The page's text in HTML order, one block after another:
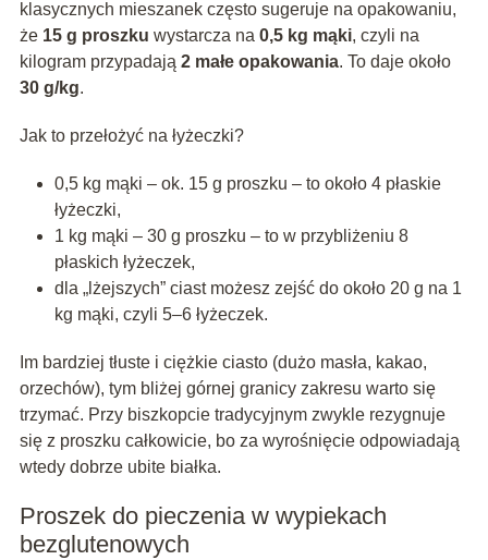
klasycznych mieszanek często sugeruje na opakowaniu,
że 15 g proszku wystarcza na 0,5 kg mąki, czyli na
kilogram przypadają 2 małe opakowania. To daje około
30 g/kg.
Jak to przełożyć na łyżeczki?
0,5 kg mąki – ok. 15 g proszku – to około 4 płaskie
łyżeczki,
1 kg mąki – 30 g proszku – to w przybliżeniu 8
płaskich łyżeczek,
dla „lżejszych” ciast możesz zejść do około 20 g na 1
kg mąki, czyli 5–6 łyżeczek.
Im bardziej tłuste i ciężkie ciasto (dużo masła, kakao,
orzechów), tym bliżej górnej granicy zakresu warto się
trzymać. Przy biszkopcie tradycyjnym zwykle rezygnuje
się z proszku całkowicie, bo za wyrośnięcie odpowiadają
wtedy dobrze ubite białka.
Proszek do pieczenia w wypiekach
bezglutenowych